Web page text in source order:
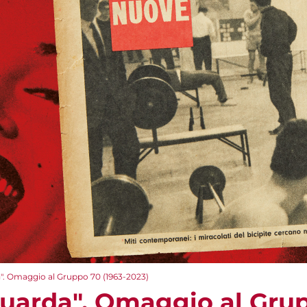
Omaggio al Gruppo 70 (1963-2023)